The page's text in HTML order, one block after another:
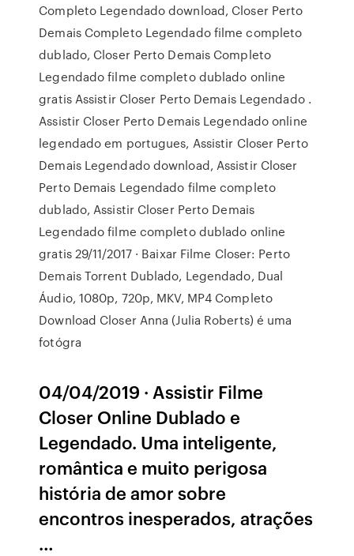
Completo Legendado download, Closer Perto
Demais Completo Legendado filme completo
dublado, Closer Perto Demais Completo
Legendado filme completo dublado online
gratis Assistir Closer Perto Demais Legendado .
Assistir Closer Perto Demais Legendado online
legendado em portugues, Assistir Closer Perto
Demais Legendado download, Assistir Closer
Perto Demais Legendado filme completo
dublado, Assistir Closer Perto Demais
Legendado filme completo dublado online
gratis 29/11/2017 · Baixar Filme Closer: Perto
Demais Torrent Dublado, Legendado, Dual
Áudio, 1080p, 720p, MKV, MP4 Completo
Download Closer Anna (Julia Roberts) é uma
fotógra
04/04/2019 · Assistir Filme
Closer Online Dublado e
Legendado. Uma inteligente,
romântica e muito perigosa
história de amor sobre
encontros inesperados, atrações
…